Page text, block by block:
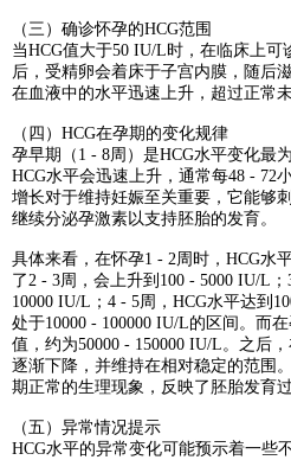
（三）确诊怀孕的HCG范围
当HCG值大于50 IU/L时，在临床上
后，受精卵会着床于子宫内膜，随后
在血液中的水平迅速上升，超过正常
（四）HCG在孕期的变化规律
孕早期（1 - 8周）是HCG水平变化最
HCG水平会迅速上升，通常每48 - 72
增长对于维持妊娠至关重要，它能够
继续分泌孕激素以支持胚胎的发育。
具体来看，在怀孕1 - 2周时，HCG水
了2 - 3周，会上升到100 - 5000 IU/L
10000 IU/L；4 - 5周，HCG水平达到
处于10000 - 100000 IU/L的区间。而
值，约为50000 - 150000 IU/L。之后
逐渐下降，并维持在相对稳定的范围
期正常的生理现象，反映了胚胎发育
（五）异常情况提示
HCG水平的异常变化可能预示着一些